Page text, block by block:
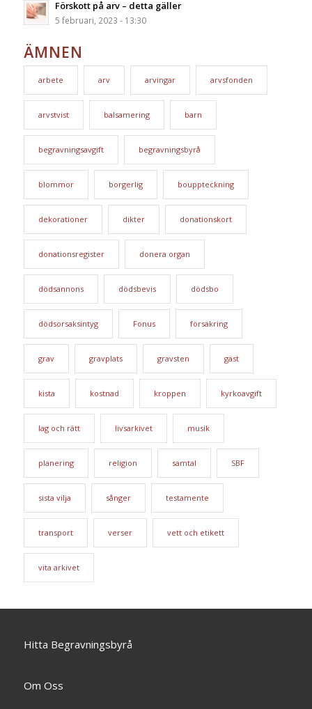
Förskott på arv – detta gäller
5 februari, 2023 - 13:30
ÄMNEN
arbete arv arvingar arvsfonden
arvstvist balsamering barn
begravningsavgift begravningsbyrå
blommor borgerlig bouppteckning
dekorationer dikter donationskort
donationsregister donera organ
dödsannons dödsbevis dödsbo
dödsorsaksintyg Fonus försäkring
grav gravplats gravsten gäst
kista kostnad kroppen kyrkoavgift
lag och rätt livsarkivet musik
planering religion samtal SBF
sista vilja sånger testamente
transport verser vett och etikett
vita arkivet
Hitta Begravningsbyrå
Om Oss